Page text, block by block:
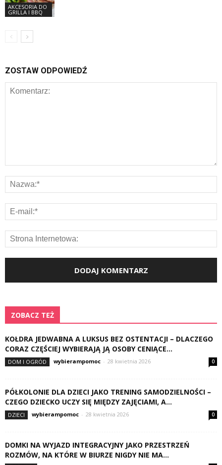
AKCESORIA DO
GRILLA I BBQ
ZOSTAW ODPOWIEDŹ
ZOBACZ TEŻ
KOŁDRA JEDWABNA A LUKSUS BEZ OSTENTACJI – DLACZEGO
CORAZ CZĘŚCIEJ WYBIERAJĄ JĄ OSOBY CENIĄCE...
DOM I OGRÓD wybierampomoc - 28 kwietnia 2026 0
PÓŁKOLONIE DLA DZIECI JAKO TRENING SAMODZIELNOŚCI –
CZEGO DZIECKO UCZY SIĘ MIĘDZY ZAJĘCIAMI, A...
DZIECI wybierampomoc - 28 kwietnia 2026 0
DOMKI NA WYJAZD INTEGRACYJNY JAKO PRZESTRZEŃ
ROZMÓW, NA KTÓRE W BIURZE NIGDY NIE MA...